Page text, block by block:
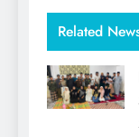
Related